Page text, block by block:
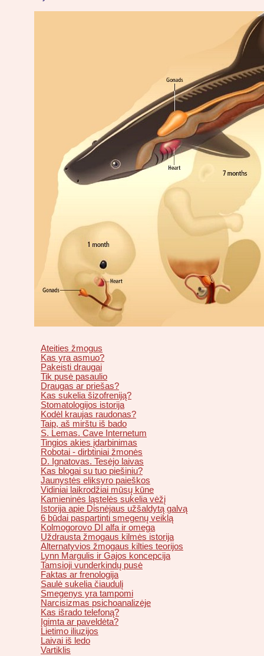
Ateities žmogus
Kas yra asmuo?
Pakeisti draugai
Tik pusė pasaulio
Draugas ar priešas?
Kas sukelia šizofreniją?
Stomatologijos istorija
Kodėl kraujas raudonas?
Taip, aš mirštu iš bado
S. Lemas. Cave Internetum
Tingios akies įdarbinimas
Robotai - dirbtiniai žmonės
D. Ignatovas. Tesėjo laivas
Kas blogai su tuo piešiniu?
Jaunystės eliksyro paieškos
Vidiniai laikrodžiai mūsų kūne
Kamieninės ląstelės sukelia vėžį
Istorija apie Disnėjaus užšaldytą galvą
6 būdai paspartinti smegenų veiklą
Kolmogorovo DI alfa ir omega
Uždrausta žmogaus kilmės istorija
Alternatyvios žmogaus kilties teorijos
Lynn Margulis ir Gajos koncepcija
Tamsioji vunderkindų pusė
Faktas ar frenologija
Saulė sukelia čiaudulį
Smegenys yra tampomi
Narcisizmas psichoanalizėje
Kas išrado telefoną?
Įgimta ar paveldėta?
Lietimo iliuzijos
Laivai iš ledo
Vartiklis